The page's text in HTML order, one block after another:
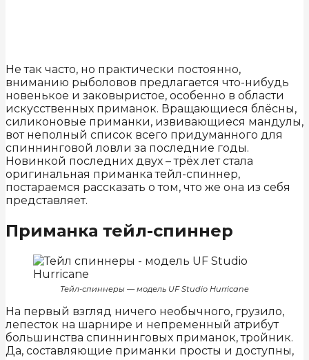
Не так часто, но практически постоянно,
вниманию рыболовов предлагается что-нибудь
новенькое и заковыристое, особенно в области
искусственных приманок. Вращающиеся блёсны,
силиконовые приманки, извивающиеся мандулы,
вот неполный список всего придуманного для
спиннинговой ловли за последние годы.
Новинкой последних двух – трёх лет стала
оригинальная приманка тейл-спиннер,
постараемся рассказать о том, что же она из себя
представляет.
Приманка тейл-спиннер
Тейл-спиннеры — модель UF Studio Hurricane
На первый взгляд ничего необычного, грузило,
лепесток на шарнире и непременный атрибут
большинства спиннинговых приманок, тройник.
Да, составляющие приманки просты и доступны,